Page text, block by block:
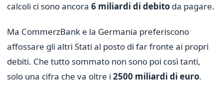
calcoli ci sono ancora 6 miliardi di debito da pagare.
Ma CommerzBank e la Germania preferiscono
affossare gli altri Stati al posto di far fronte ai propri
debiti. Che tutto sommato non sono poi così tanti,
solo una cifra che va oltre i 2500 miliardi di euro.